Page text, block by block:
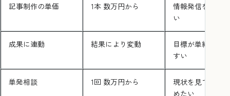
記事制作の単価 1本 数万円から
情報発信を増や
い
成果に連動 結果により変動
目標が単純で測
すい
単発相談 1回 数万円から
現状を見て方針
めたい